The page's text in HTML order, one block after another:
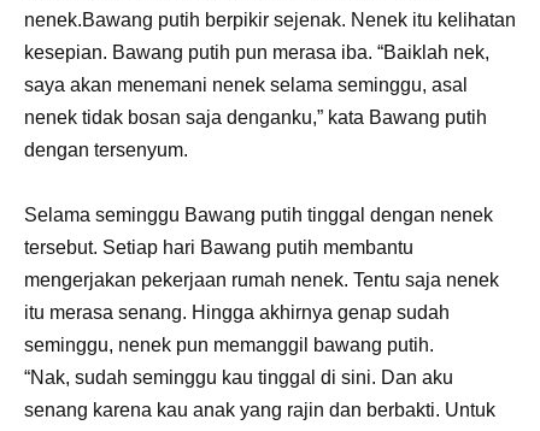
nenek.Bawang putih berpikir sejenak. Nenek itu kelihatan
kesepian. Bawang putih pun merasa iba. “Baiklah nek,
saya akan menemani nenek selama seminggu, asal
nenek tidak bosan saja denganku,” kata Bawang putih
dengan tersenyum.
Selama seminggu Bawang putih tinggal dengan nenek
tersebut. Setiap hari Bawang putih membantu
mengerjakan pekerjaan rumah nenek. Tentu saja nenek
itu merasa senang. Hingga akhirnya genap sudah
seminggu, nenek pun memanggil bawang putih.
“Nak, sudah seminggu kau tinggal di sini. Dan aku
senang karena kau anak yang rajin dan berbakti. Untuk